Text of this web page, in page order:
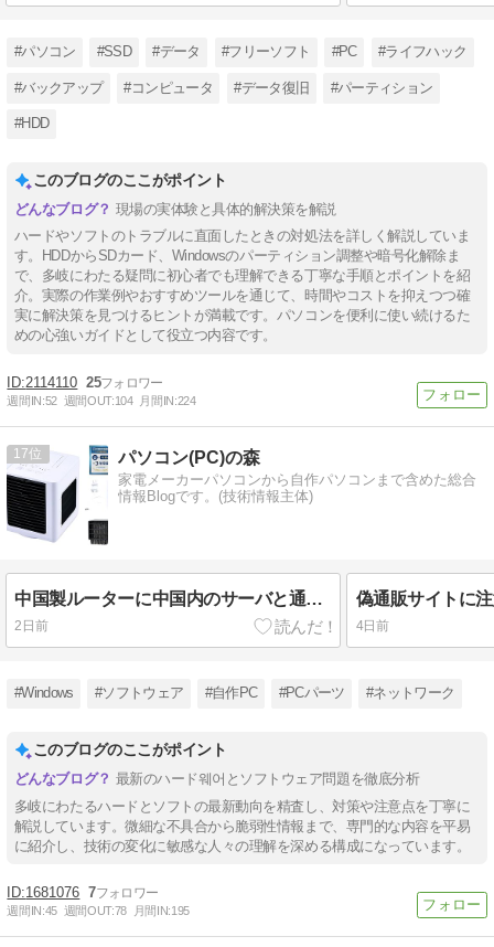
#パソコン #SSD #データ #フリーソフト #PC #ライフハック
#バックアップ #コンピュータ #データ復旧 #パーティション
#HDD
このブログのここがポイント
現場の実体験と具体的解決策を解説
ハードやソフトのトラブルに直面したときの対処法を詳しく解説していま
す。HDDからSDカード、Windowsのパーティション調整や暗号化解除ま
で、多岐にわたる疑問に初心者でも理解できる丁寧な手順とポイントを紹
介。実際の作業例やおすすめツールを通じて、時間やコストを抑えつつ確
実に解決策を見つけるヒントが満載です。パソコンを便利に使い続けるた
めの心強いガイドとして役立つ内容です。
2114110 25
週間IN:52 週間OUT:104 月間IN:224
17 パソコン(PC)の森
家電メーカーパソコンから自作パソコンまで含めた総合
情報Blogです。(技術情報主体)
中国製ルーターに中国内のサーバと通信するマルウェアが仕込まれる
2日前
偽通販サイトに
4日前
#Windows #ソフトウェア #自作PC #PCパーツ #ネットワーク
このブログのここがポイント
最新のハード웨어とソフトウェア問題を徹底分析
多岐にわたるハードとソフトの最新動向を精査し、対策や注意点を丁寧に
解説しています。微細な不具合から脆弱性情報まで、専門的な内容を平易
に紹介し、技術の変化に敏感な人々の理解を深める構成になっています。
1681076 7
週間IN:45 週間OUT:78 月間IN:195